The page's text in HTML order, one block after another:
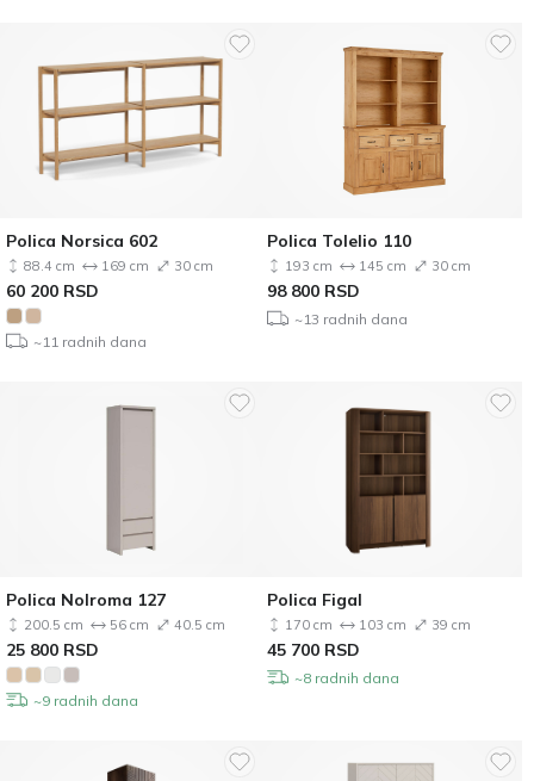
Polica Norsica 602
88.4 cm 169 cm 30 cm
60 200 RSD
~11 radnih dana
Polica Tolelio 110
193 cm 145 cm 30 cm
98 800 RSD
~13 radnih dana
Polica Nolroma 127
200.5 cm 56 cm 40.5 cm
25 800 RSD
~9 radnih dana
Polica Figal
170 cm 103 cm 39 cm
45 700 RSD
~8 radnih dana